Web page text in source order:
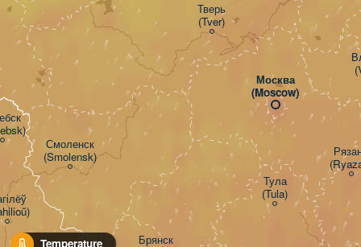
Temperature
Смоленск
(Smolensk)
Тверь
(Tver)
Москва
(Moscow)
Тула
(Tula)
Брянск